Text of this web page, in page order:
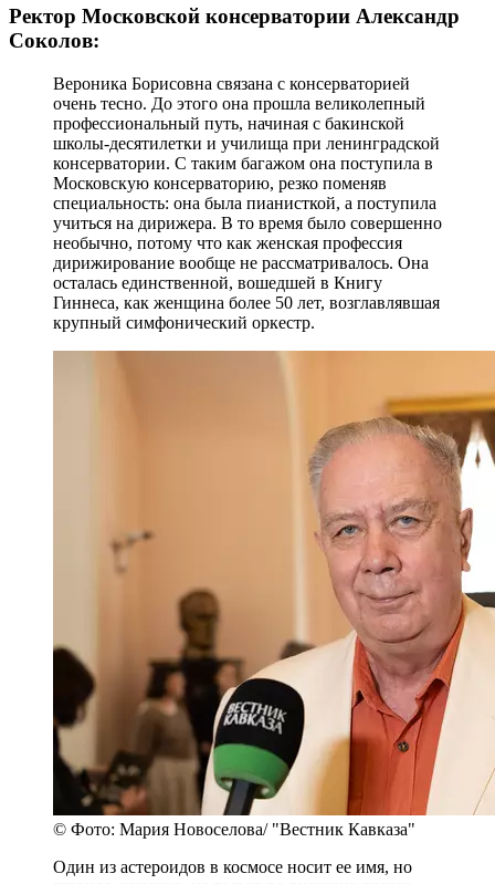
Ректор Московской консерватории Александр
Соколов:
Вероника Борисовна связана с консерваторией
очень тесно. До этого она прошла великолепный
профессиональный путь, начиная с бакинской
школы-десятилетки и училища при ленинградской
консерватории. С таким багажом она поступила в
Московскую консерваторию, резко поменяв
специальность: она была пианисткой, а поступила
учиться на дирижера. В то время было совершенно
необычно, потому что как женская профессия
дирижирование вообще не рассматривалось. Она
осталась единственной, вошедшей в Книгу
Гиннеса, как женщина более 50 лет, возглавлявшая
крупный симфонический оркестр.
© Фото: Мария Новоселова/ "Вестник Кавказа"
Один из астероидов в космосе носит ее имя, но